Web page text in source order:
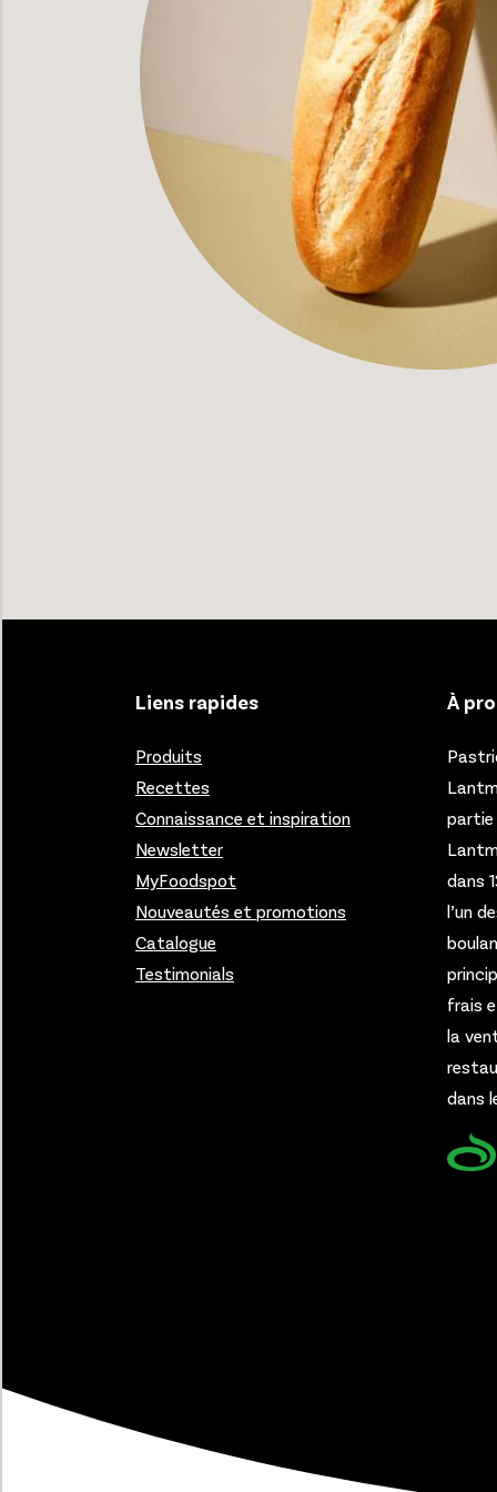
Liens rapides
Produits
Recettes
Connaissance et inspiration
Newsletter
MyFoodspot
Nouveautés et promotions
Catalogue
Testimonials
À
partie
dans
l’un
frais
la
dans